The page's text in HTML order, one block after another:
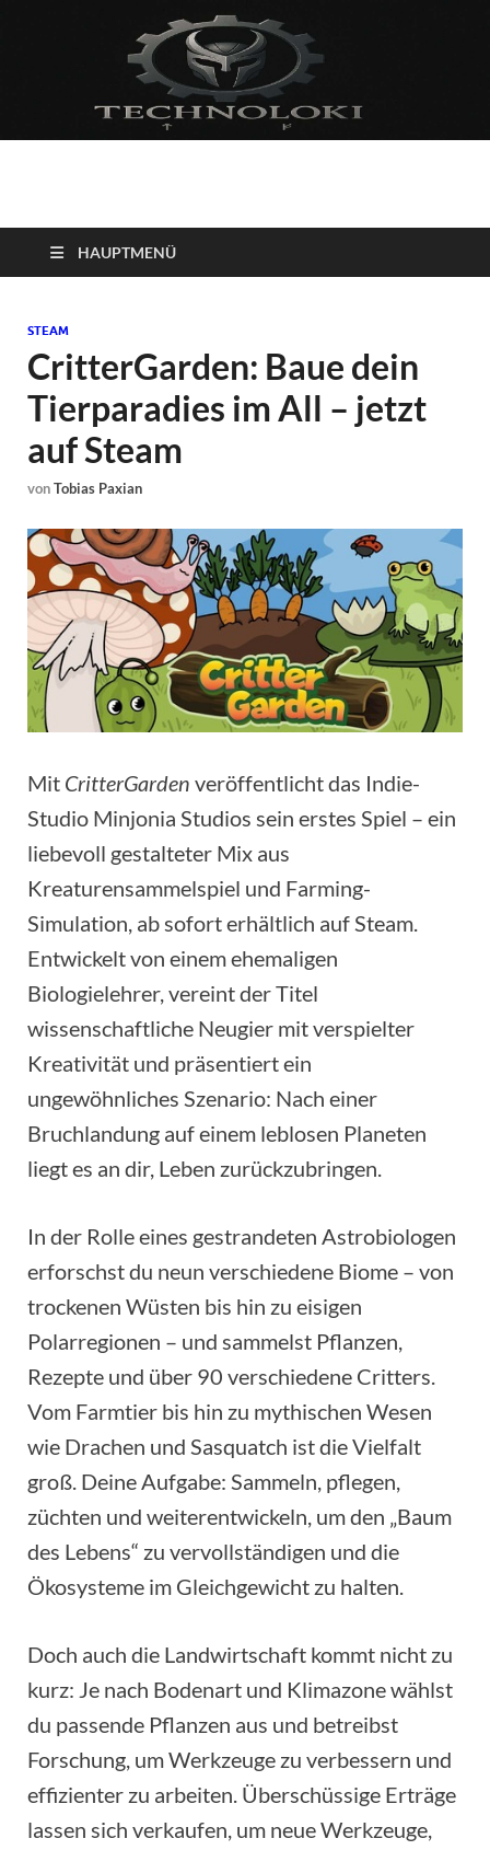
Technoloki: Gaming
und Entertainment
News
Blockbuster, Indie-Perlen und Retro-Klassiker.
HAUPTMENÜ
STEAM
CritterGarden: Baue dein
Tierparadies im All – jetzt
auf Steam
vonTobias Paxian
Mit CritterGarden veröffentlicht das Indie-
Studio Minjonia Studios sein erstes Spiel – ein
liebevoll gestalteter Mix aus
Kreaturensammelspiel und Farming-
Simulation, ab sofort erhältlich auf Steam.
Entwickelt von einem ehemaligen
Biologielehrer, vereint der Titel
wissenschaftliche Neugier mit verspielter
Kreativität und präsentiert ein
ungewöhnliches Szenario: Nach einer
Bruchlandung auf einem leblosen Planeten
liegt es an dir, Leben zurückzubringen.
In der Rolle eines gestrandeten Astrobiologen
erforschst du neun verschiedene Biome – von
trockenen Wüsten bis hin zu eisigen
Polarregionen – und sammelst Pflanzen,
Rezepte und über 90 verschiedene Critters.
Vom Farmtier bis hin zu mythischen Wesen
wie Drachen und Sasquatch ist die Vielfalt
groß. Deine Aufgabe: Sammeln, pflegen,
züchten und weiterentwickeln, um den „Baum
des Lebens“ zu vervollständigen und die
Ökosysteme im Gleichgewicht zu halten.
Doch auch die Landwirtschaft kommt nicht zu
kurz: Je nach Bodenart und Klimazone wählst
du passende Pflanzen aus und betreibst
Forschung, um Werkzeuge zu verbessern und
effizienter zu arbeiten. Überschüssige Erträge
lassen sich verkaufen, um neue Werkzeuge,